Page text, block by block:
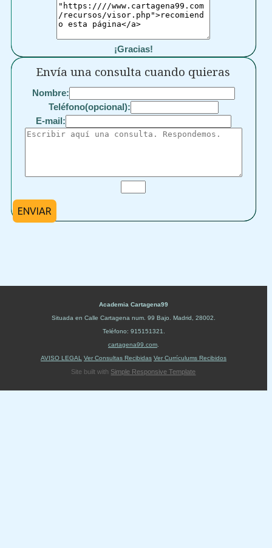
¡Gracias!
Envía una consulta cuando quieras
Nombre:
Teléfono(opcional):
E-mail:
ENVIAR
Academia Cartagena99
Situada en Calle Cartagena num. 99 Bajo Madrid 28002
Teléfono: 915151321
cartagena99.com
AVISO LEGAL
Ver Consultas Recibidas Ver Currículums Recibidos
Site built with Simple Responsive Template